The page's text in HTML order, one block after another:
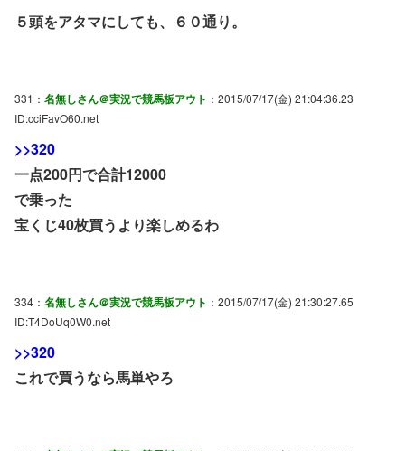
５頭をアタマにしても、６０通り。
331： 名無しさん＠実況で競馬板アウト ：2015/07/17(金) 21:04:36.23
ID:cciFavO60.net
>>320
一点200円で合計12000
で乗った
宝くじ40枚買うより楽しめるわ
334： 名無しさん＠実況で競馬板アウト ：2015/07/17(金) 21:30:27.65
ID:T4DoUq0W0.net
>>320
これで買うなら馬単やろ